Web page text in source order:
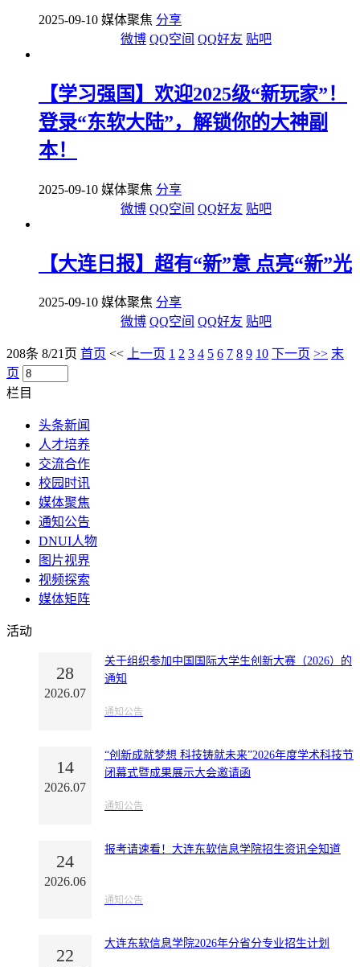
2025-09-10 媒体聚焦 分享
微博 QQ空间 QQ好友 贴吧
【学习强国】欢迎2025级“新玩家”！
登录“东软大陆”，解锁你的大神副
本！
2025-09-10 媒体聚焦 分享
微博 QQ空间 QQ好友 贴吧
【大连日报】超有“新”意 点亮“新”光
2025-09-10 媒体聚焦 分享
微博 QQ空间 QQ好友 贴吧
208条 8/21页 首页 << 上一页 1 2 3 4 5 6 7 8 9 10 下一页 >> 末
页
栏目
头条新闻
人才培养
交流合作
校园时讯
媒体聚焦
通知公告
DNUI人物
图片视界
视频探索
媒体矩阵
活动
28
2026.07
关于组织参加中国国际大学生创新大赛（2026）的
通知
通知公告
14
2026.07
“创新成就梦想 科技铸就未来”2026年度学术科技节
闭幕式暨成果展示大会邀请函
通知公告
24
2026.06
报考请速看！大连东软信息学院招生资讯全知道
通知公告
22
大连东软信息学院2026年分省分专业招生计划